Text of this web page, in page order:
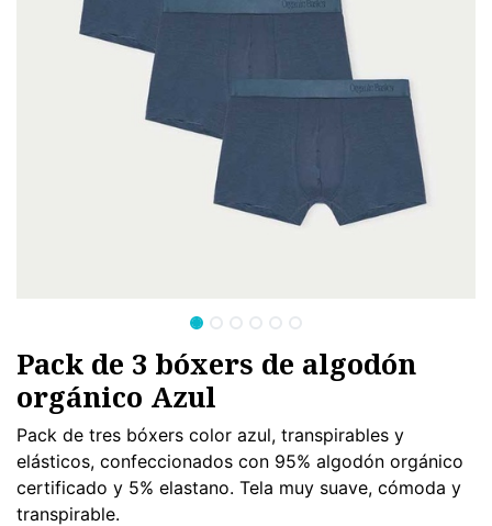
Pack de 3 bóxers de algodón
orgánico Azul
Pack de tres bóxers color azul, transpirables y
elásticos, confeccionados con 95% algodón orgánico
certificado y 5% elastano. Tela muy suave, cómoda y
transpirable.